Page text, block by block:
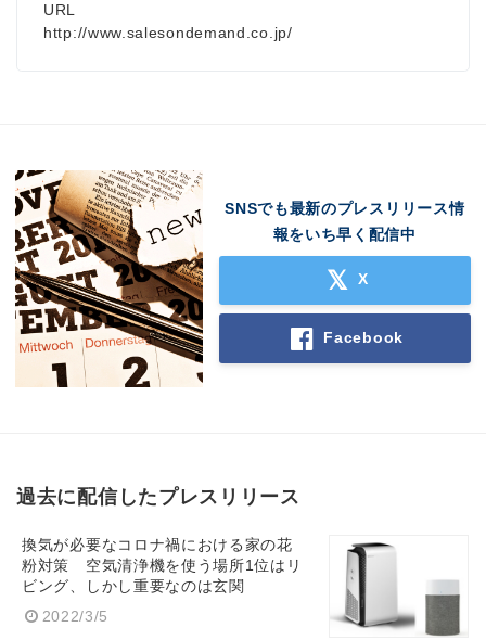
URL
http://www.salesondemand.co.jp/
SNSでも最新のプレスリリース情
報をいち早く配信中
X
Facebook
過去に配信したプレスリリース
換気が必要なコロナ禍における家の花
粉対策 空気清浄機を使う場所1位はリ
ビング、しかし重要なのは玄関
2022/3/5